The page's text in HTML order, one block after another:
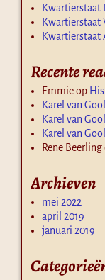
Kwartierstaat
Kwartierstaat
Kwartierstaat
Recente
Emmieop
Karel van Gool
Karel van Gool
Karel van Gool
Rene Beerling
Archieven
mei 2022
april 2019
januari 2019